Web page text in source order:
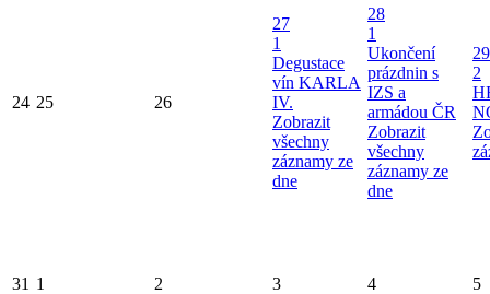
24 25 26
27
1
Degustace
vín KARLA
IV.
Zobrazit
všechny
záznamy ze
dne
28
1
Ukončení
prázdnin s
IZS a
armádou ČR
Zobrazit
všechny
záznamy ze
dne
29
2
31 1 2 3 4 5